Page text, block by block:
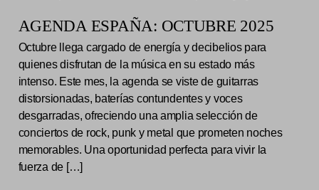
AGENDA ESPAÑA: OCTUBRE 2025
Octubre llega cargado de energía y decibelios para
quienes disfrutan de la música en su estado más
intenso. Este mes, la agenda se viste de guitarras
distorsionadas, baterías contundentes y voces
desgarradas, ofreciendo una amplia selección de
conciertos de rock, punk y metal que prometen noches
memorables. Una oportunidad perfecta para vivir la
fuerza de […]